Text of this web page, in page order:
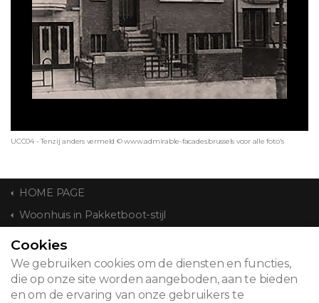
UCC04 - Tenzij anders vermeld © www.admirable-facades.brussels voor alle foto's
HOME PAGE
Woonhuis in Pakketboot-stijl
CONTACT
Cookies
We gebruiken cookies om de diensten en functies,
die op onze site worden aangeboden, aan te bieden
en om de ervaring van onze gebruikers te